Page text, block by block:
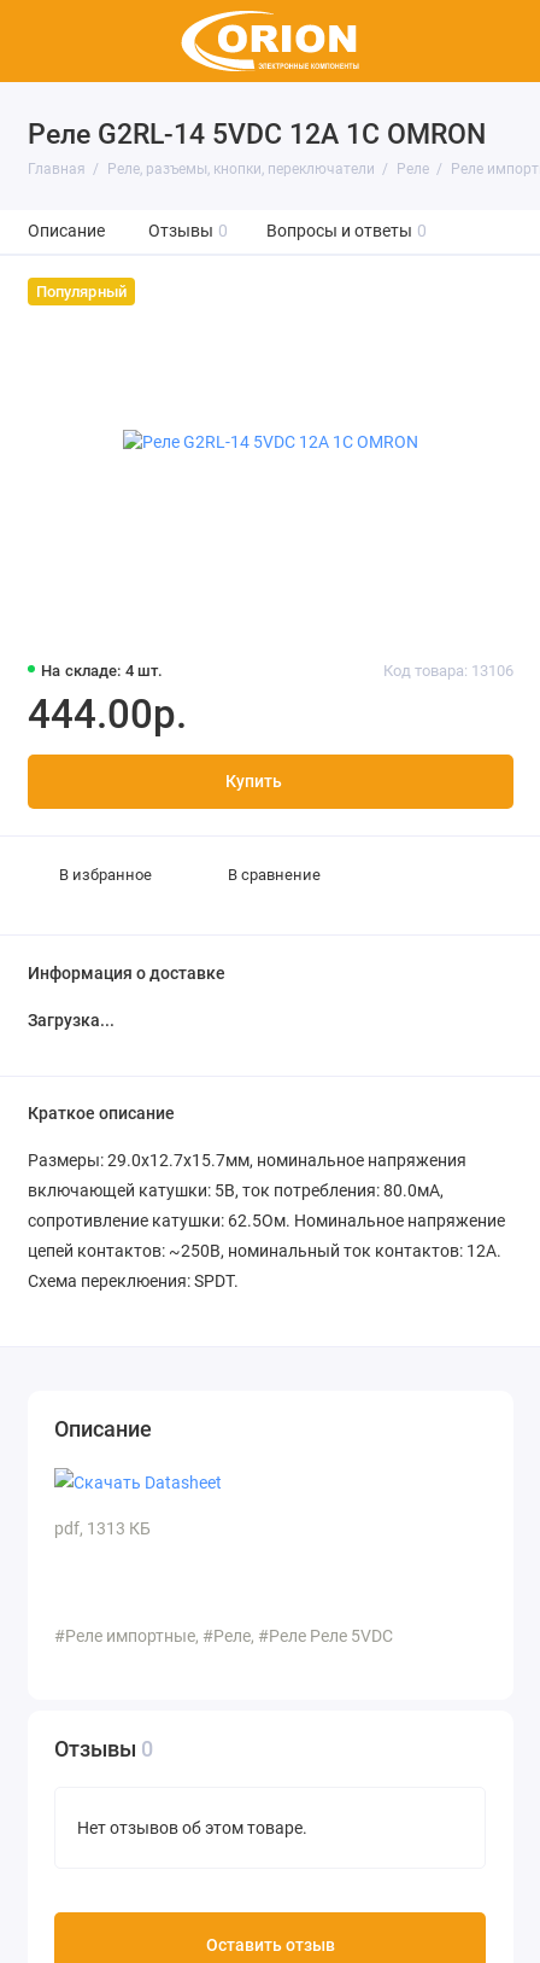
Реле G2RL-14 5VDC 12A 1C OMRON
Главная Реле, разъемы, кнопки, переключатели Реле Реле
Описание Отзывы 0 Вопросы и ответы 0
Популярный
На складе: 4 шт. Код товара: 13106
444.00р.
Купить
В избранное В сравнение
Информация о доставке
Загрузка...
Краткое описание
Размеры: 29.0x12.7x15.7мм, номинальное напряжения
включающей катушки: 5В, ток потребления: 80.0мА,
сопротивление катушки: 62.5Ом. Номинальное напряжение
цепей контактов: ~250В, номинальный ток контактов: 12A.
Схема переклюения: SPDT.
Описание
pdf, 1313 КБ
#Реле импортные, #Реле, #Реле Реле 5VDC
Отзывы 0
Нет отзывов об этом товаре.
Оставить отзыв